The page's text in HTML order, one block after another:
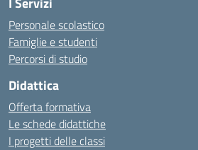
Personale scolastico
Famiglie e studenti
Percorsi di studio
Didattica
Offerta formativa
Le schede didattiche
I progetti delle classi